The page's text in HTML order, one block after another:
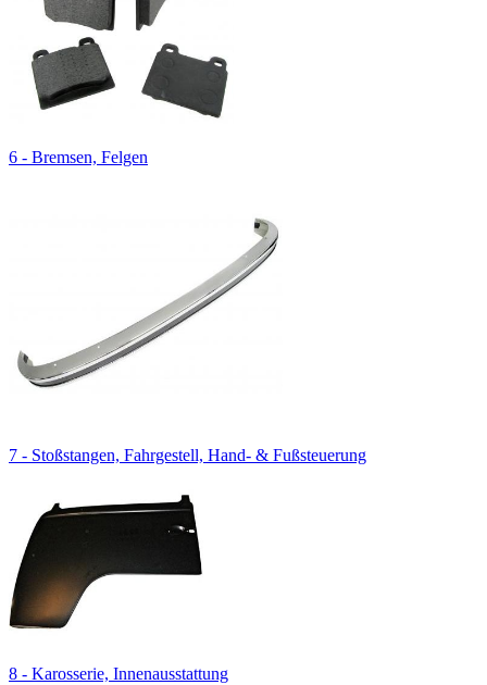
6 - Bremsen, Felgen
7 - Stoßstangen, Fahrgestell, Hand- & Fußsteuerung
8 - Karosserie, Innenausstattung